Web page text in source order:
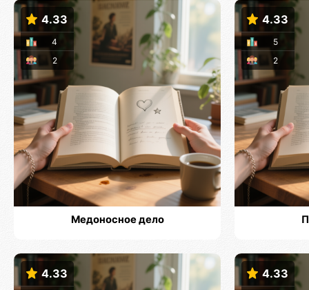
4.33
2
4
Медоносное дело
4.33
2
5
4.33 4.33